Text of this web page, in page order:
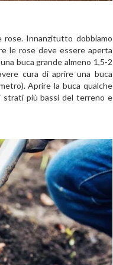
rose. Innanzitutto dobbiamo
le rose deve essere aperta
buca grande almeno 1,5-2
cura di aprire una buca
Aprire la buca qualche
strati più bassi del terreno e